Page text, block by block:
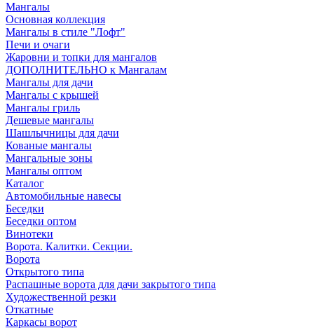
Мангалы
Основная коллекция
Мангалы в стиле "Лофт"
Печи и очаги
Жаровни и топки для мангалов
ДОПОЛНИТЕЛЬНО к Мангалам
Мангалы для дачи
Мангалы с крышей
Мангалы гриль
Дешевые мангалы
Шашлычницы для дачи
Кованые мангалы
Мангальные зоны
Мангалы оптом
Каталог
Автомобильные навесы
Беседки
Беседки оптом
Винотеки
Ворота. Калитки. Секции.
Ворота
Открытого типа
Распашные ворота для дачи закрытого типа
Художественной резки
Откатные
Каркасы ворот